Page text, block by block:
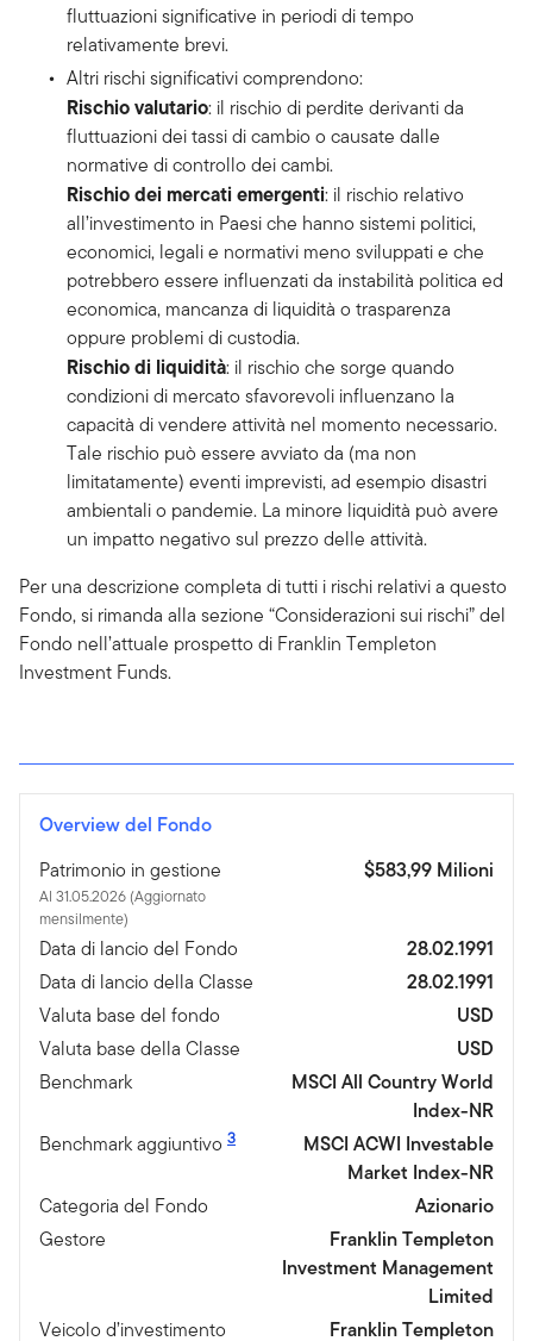
fluttuazioni significative in periodi di tempo
relativamente brevi.
Altri rischi significativi comprendono:
Rischio valutario: il rischio di perdite derivanti da
fluttuazioni dei tassi di cambio o causate dalle
normative di controllo dei cambi.
Rischio dei mercati emergenti: il rischio relativo
all’investimento in Paesi che hanno sistemi politici,
economici, legali e normativi meno sviluppati e che
potrebbero essere influenzati da instabilità politica ed
economica, mancanza di liquidità o trasparenza
oppure problemi di custodia.
Rischio di liquidità: il rischio che sorge quando
condizioni di mercato sfavorevoli influenzano la
capacità di vendere attività nel momento necessario.
Tale rischio può essere avviato da (ma non
limitatamente) eventi imprevisti, ad esempio disastri
ambientali o pandemie. La minore liquidità può avere
un impatto negativo sul prezzo delle attività.
Per una descrizione completa di tutti i rischi relativi a questo
Fondo, si rimanda alla sezione “Considerazioni sui rischi” del
Fondo nell’attuale prospetto di Franklin Templeton
Investment Funds.
Overview del Fondo
Patrimonio in gestione
Al 31.05.2026 (Aggiornato
mensilmente)
$583,99 Milioni
Data di lancio del Fondo
28.02.1991
Data di lancio della Classe
28.02.1991
Valuta base del fondo
USD
Valuta base della Classe
USD
Benchmark
MSCI All Country World
Index-NR
Benchmark aggiuntivo 3
MSCI ACWI Investable
Market Index-NR
Categoria del Fondo
Azionario
Gestore
Franklin Templeton
Investment Management
Limited
Veicolo d’investimento
Franklin Templeton